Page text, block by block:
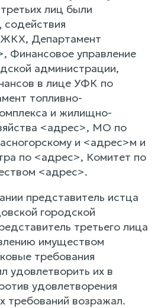
лиц были
Департамент
Финансовое управление
администрации,
в лице УФК по
топливно-
и жилищно-
<адрес>, МО по
и <адрес>м и
по <адрес>, Комитет по
<адрес>.
представитель истца
городской
третьего лица
имуществом
требования
удовлетворить их в
удовлетворения
требований возражал.